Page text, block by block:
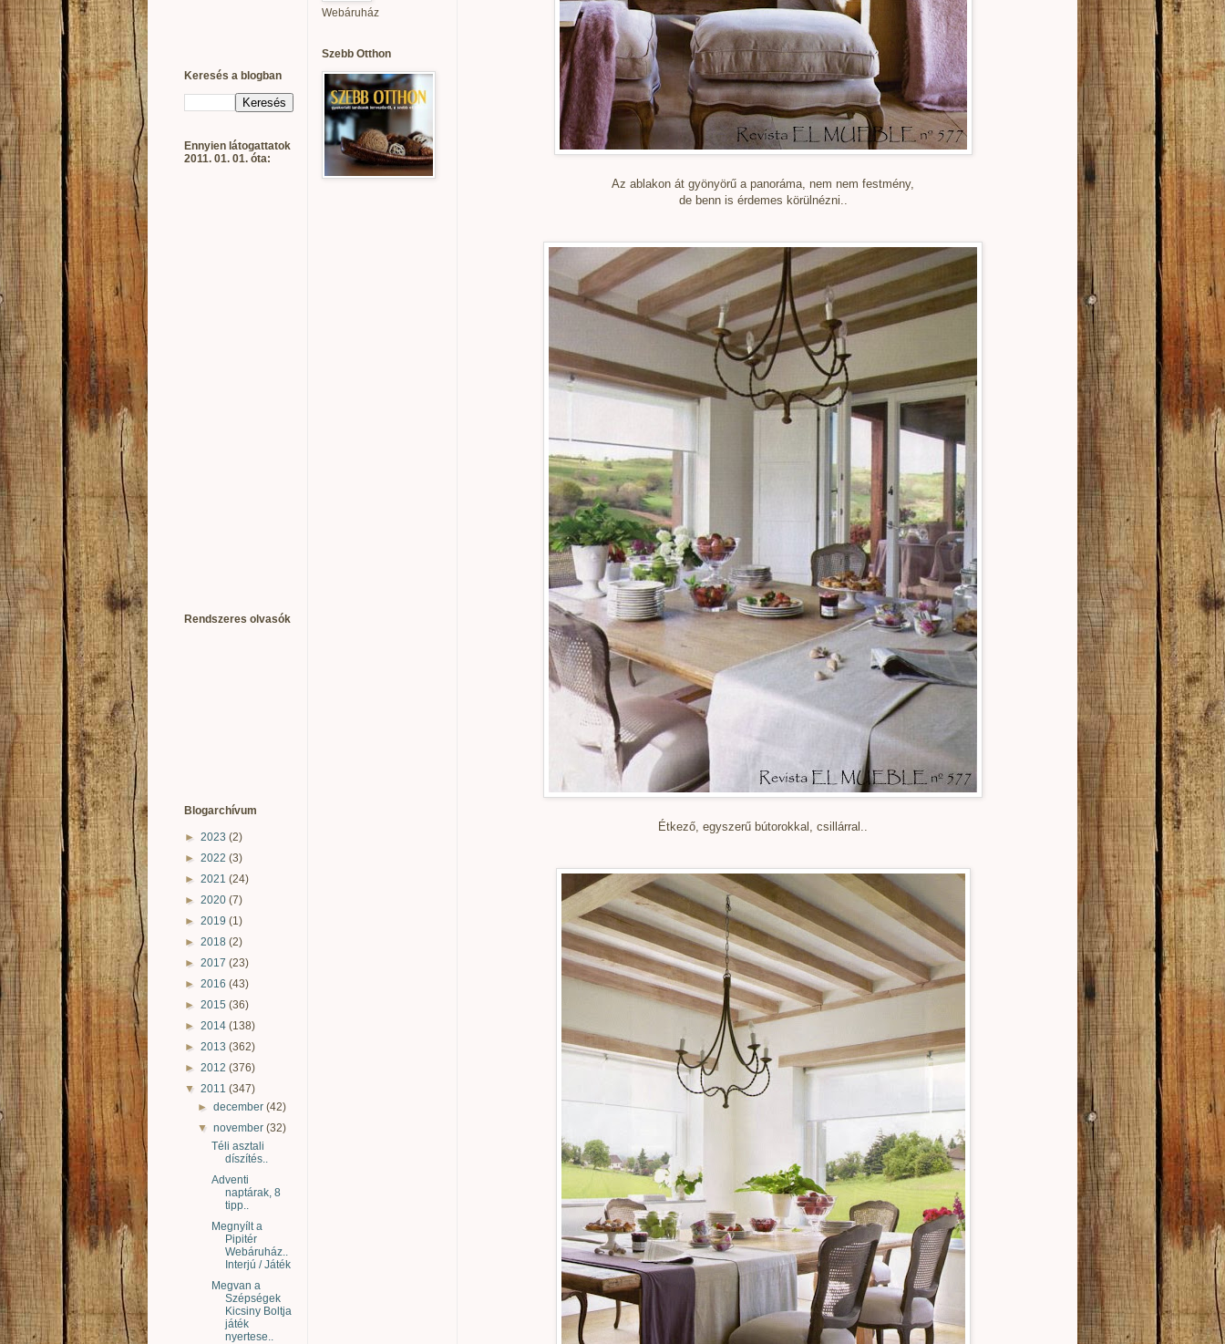
Az ablakon át gyönyörű a panoráma, nem nem festmény,
de benn is érdemes körülnézni..
Étkező, egyszerű bútorokkal, csillárral..
Keresés a blogban
Ennyien látogattatok
2011. 01. 01. óta:
Rendszeres olvasók
Blogarchívum
► 2023 (2)
► 2022 (3)
► 2021 (24)
► 2020 (7)
► 2019 (1)
► 2018 (2)
► 2017 (23)
► 2016 (43)
► 2015 (36)
► 2014 (138)
► 2013 (362)
► 2012 (376)
▼ 2011 (347)
►december(42)
▼november(32)
Téli asztali
díszítés..
Adventi
naptárak, 8
tipp..
Megnyílt a
Pipitér
Webáruház..
Interjú / Játék
Megvan a
Szépségek
Kicsiny Boltja
játék
nyertese..
Webáruház
Szebb Otthon